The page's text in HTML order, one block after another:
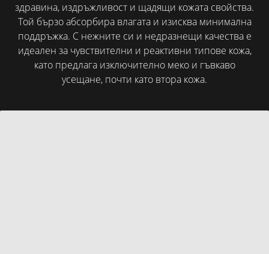
здравина, издръжливост и щадящи кожата свойства.
Той бързо абсорбира влагата и изисква минимална
поддръжка. С нежните си и недразнещи качества е
идеален за чувствителни и реактивни типове кожа,
като предлага изключително меко и гъвкаво
усещане, почти като втора кожа.